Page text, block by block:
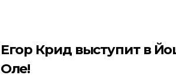
Егор Крид выступит в
Оле!